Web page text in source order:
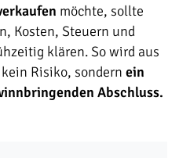
möchte, sollte
Kosten, Steuern und
klären. So wird aus
Risiko, sondern ein
Abschluss.